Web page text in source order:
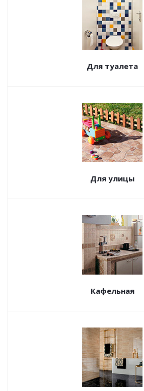
Для туалета
Для улицы
Кафельная